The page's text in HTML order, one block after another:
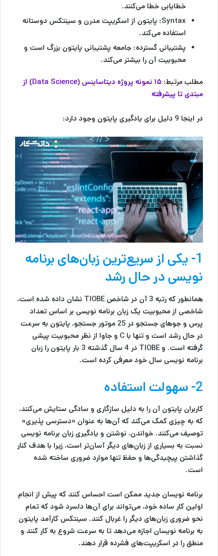
خطایابی خطا می‌کنند.
Syntax: پایتون از اسکریپت مدرن و سینتکس دوستانه
استفاده می‌کند.
پشتیبانی گسترده: جامعه پشتیبانی پایتون بزرگ است و
محبوبیت آن را بیشتر می‌کند.
مطلب مرتبط:
۱۵ نمونه پروژه دیتاساینس (Data Science) از
مبتدی تا پیشرفته
در اینجا 9 دلیل برای یادگیری پایتون وجود دارد:
1- یکی از سریع‌ترین زبان‌های برنامه
نویسی در حال رشد
همانطور که رتبه 3 آن در شاخص TIOBE نشان داده شده است،
شاخصی از محبوبیت یک زبان برنامه نویسی بر اساس تعداد
پرس و جوهای جستجو در 25 موتور جستجو، پایتون به سرعت
در حال رشد است و تنها با C و جاوا از نظر محبوبیت پیشی
گرفته است. و TIOBE در 4 سال گذشته 3 بار پایتون را زبان
برنامه نویسی سال خود معرفی کرده است.
2- سهولت استفاده
کاربران پایتون آن را به دلیل سازگاری و سادگی ستایش می‌کنند،
که به چیزی کمک می‌کند که آن‌ها به عنوان «دسترسی پذیری»
توصیف می‎‌‌کنند. خواندن، نوشتن و یادگیری زبان برنامه نویسی
نسبت به بسیاری از زبان‌های دیگر آسان‌تر است، زیرا با هدف کنار
گذاشتن پیچیدگی‌ها و حفظ تنها موارد ضروری ساخته شده
است.
برنامه نویسان جدید ممکن است احساس کنند که پیش از انجام
اولین کار ساده خود، می‌تواند برای آن‌ها دلسرد شود که تمام
نحو ضروری زبان‌های دیگر را غربال کنند. سینتکس کارآمد پایتون
به برنامه نویسان اجازه می‌دهد تا به سرعت شروع به کار کنند و
منطق را در اسکریپت‌های فشرده قرار دهند.